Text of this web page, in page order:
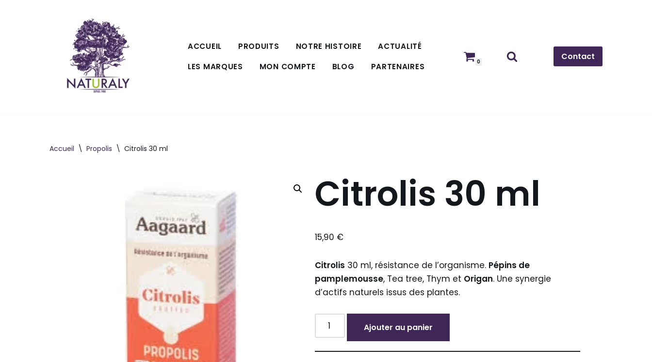
ACCUEIL PRODUITS NOTRE HISTOIRE
ACTUALITÉ
LES MARQUES
MON COMPTE BLOG PARTENAIRES 0 Contact
Accueil \ Propolis \ Citrolis 30 ml
Citrolis 30 ml
15,90 €
Citrolis 30 ml, résistance de l’organisme. Pépins de
pamplemousse, Tea tree, Thym et Origan. Une synergie
d’actifs naturels issus des plantes.
Ajouter au panier
Alternative: